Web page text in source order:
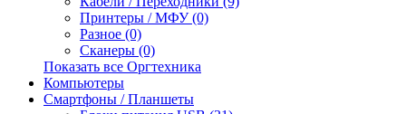
Принтеры / МФУ (0)
Разное (0)
Сканеры (0)
Показать все Оргтехника
Компьютеры
Смартфоны / Планшеты